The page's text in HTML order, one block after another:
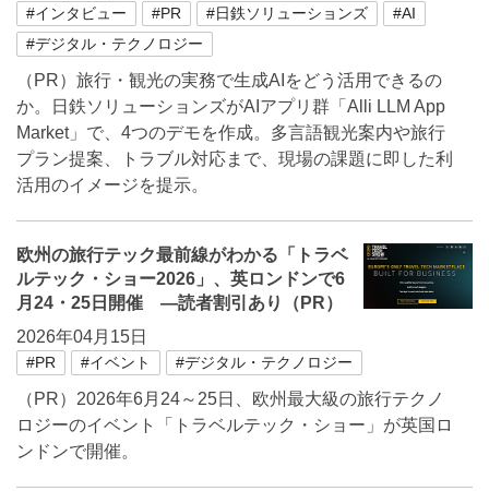
#インタビュー #PR #日鉄ソリューションズ
#AI
#デジタル・テクノロジー
（PR）旅行・観光の実務で生成AIをどう活用できるの
か。日鉄ソリューションズがAIアプリ群「Alli LLM App
Market」で、4つのデモを作成。多言語観光案内や旅行
プラン提案、トラブル対応まで、現場の課題に即した利
活用のイメージを提示。
欧州の旅行テック最前線がわかる「トラベ
ルテック・ショー2026」、英ロンドンで6
月24・25日開催 ―読者割引あり（PR）
2026年04月15日
#PR #イベント #デジタル・テクノロジー
（PR）2026年6月24～25日、欧州最大級の旅行テクノ
ロジーのイベント「トラベルテック・ショー」が英国ロ
ンドンで開催。